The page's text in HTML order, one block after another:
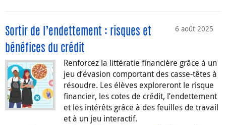
6 août 2025
Sortir de l’endettement : risques et
bénéfices du crédit
Renforcez la littératie financière grâce à un
jeu d’évasion comportant des casse-têtes à
résoudre. Les élèves exploreront le risque
financier, les cotes de crédit, l’endettement
et les intérêts grâce à des feuilles de travail
et à un jeu interactif.